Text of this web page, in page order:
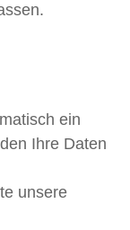
ein
Ihre Daten
unsere